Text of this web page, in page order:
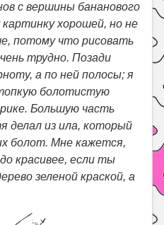
с вершины бананового
хорошей, но не
потому что рисовать
трудно. Позади
а по ней полосы; я
болотистую
Большую часть
делал из ила, который
болот. Мне кажется,
красивее, если ты
зеленой краской, а